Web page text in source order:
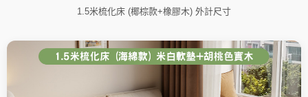
1.5米梳化床 (椰棕款+橡膠木) 外計尺寸